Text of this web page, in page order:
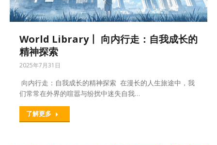
World Library丨 向内行走：自我成长的
精神探索
2025年7月31日
向内行走：自我成长的精神探索 在漫长的人生旅途中，我
们常常在外界的喧嚣与纷扰中迷失自我…
了解更多